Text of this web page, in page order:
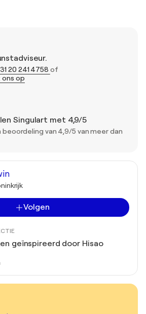
20 241 4758 of
op
Singulart met 4,9/5
van 4,9/5 van meer dan
Volgen
geïnspireerd door Hisao